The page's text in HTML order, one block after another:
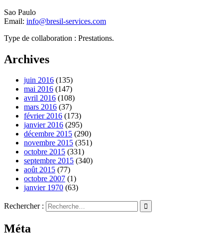
Sao Paulo
Email: info@bresil-services.com
Type de collaboration : Prestations.
Archives
juin 2016 (135)
mai 2016 (147)
avril 2016 (108)
mars 2016 (37)
février 2016 (173)
janvier 2016 (295)
décembre 2015 (290)
novembre 2015 (351)
octobre 2015 (331)
septembre 2015 (340)
août 2015 (77)
octobre 2007 (1)
janvier 1970 (63)
Rechercher :
Méta